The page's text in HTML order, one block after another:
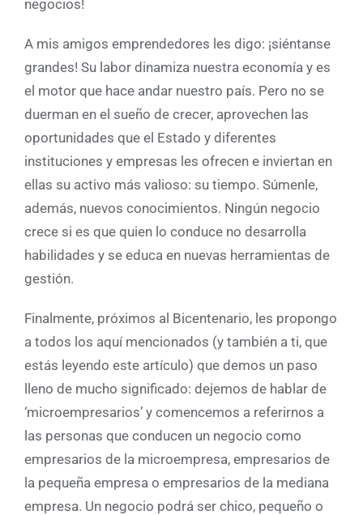
negocios!
A mis amigos emprendedores les digo: ¡siéntanse
grandes! Su labor dinamiza nuestra economía y es
el motor que hace andar nuestro país. Pero no se
duerman en el sueño de crecer, aprovechen las
oportunidades que el Estado y diferentes
instituciones y empresas les ofrecen e inviertan en
ellas su activo más valioso: su tiempo. Súmenle,
además, nuevos conocimientos. Ningún negocio
crece si es que quien lo conduce no desarrolla
habilidades y se educa en nuevas herramientas de
gestión.
Finalmente, próximos al Bicentenario, les propongo
a todos los aquí mencionados (y también a ti, que
estás leyendo este artículo) que demos un paso
lleno de mucho significado: dejemos de hablar de
‘microempresarios’ y comencemos a referirnos a
las personas que conducen un negocio como
empresarios de la microempresa, empresarios de
la pequeña empresa o empresarios de la mediana
empresa. Un negocio podrá ser chico, pequeño o